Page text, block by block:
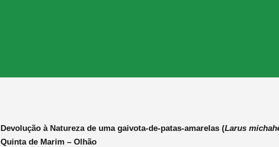
Devolução à Natureza de uma gaivota-de-patas-amarelas (Larus
Quinta de Marim – Olhão